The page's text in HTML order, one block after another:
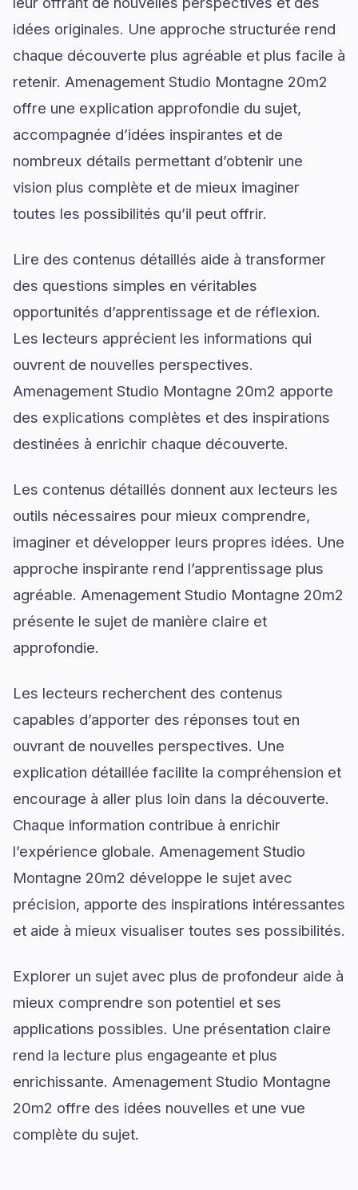
idées originales. Une approche structurée rend
chaque découverte plus agréable et plus facile à
retenir. Amenagement Studio Montagne 20m2
offre une explication approfondie du sujet,
accompagnée d’idées inspirantes et de
nombreux détails permettant d’obtenir une
vision plus complète et de mieux imaginer
toutes les possibilités qu’il peut offrir.
Lire des contenus détaillés aide à transformer
des questions simples en véritables
opportunités d’apprentissage et de réflexion.
Les lecteurs apprécient les informations qui
ouvrent de nouvelles perspectives.
Amenagement Studio Montagne 20m2 apporte
des explications complètes et des inspirations
destinées à enrichir chaque découverte.
Les contenus détaillés donnent aux lecteurs les
outils nécessaires pour mieux comprendre,
imaginer et développer leurs propres idées. Une
approche inspirante rend l’apprentissage plus
agréable. Amenagement Studio Montagne 20m2
présente le sujet de manière claire et
approfondie.
Les lecteurs recherchent des contenus
capables d’apporter des réponses tout en
ouvrant de nouvelles perspectives. Une
explication détaillée facilite la compréhension et
encourage à aller plus loin dans la découverte.
Chaque information contribue à enrichir
l’expérience globale. Amenagement Studio
Montagne 20m2 développe le sujet avec
précision, apporte des inspirations intéressantes
et aide à mieux visualiser toutes ses possibilités.
Explorer un sujet avec plus de profondeur aide à
mieux comprendre son potentiel et ses
applications possibles. Une présentation claire
rend la lecture plus engageante et plus
enrichissante. Amenagement Studio Montagne
20m2 offre des idées nouvelles et une vue
complète du sujet.